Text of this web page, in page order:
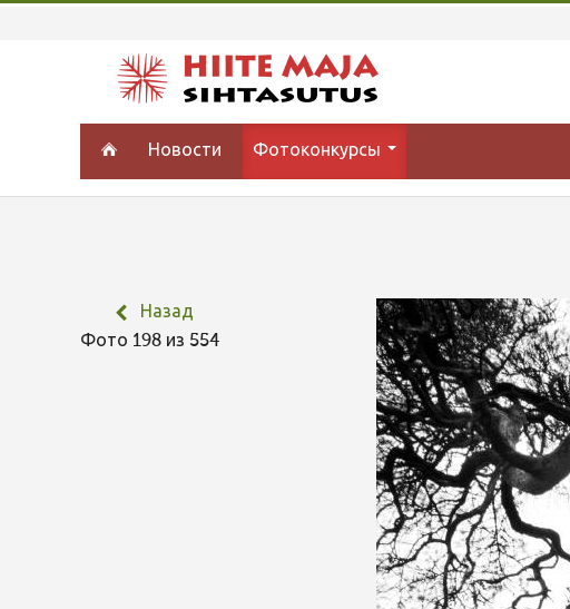
Новости Фотоконкурсы
Назад
Фото 198 из 554